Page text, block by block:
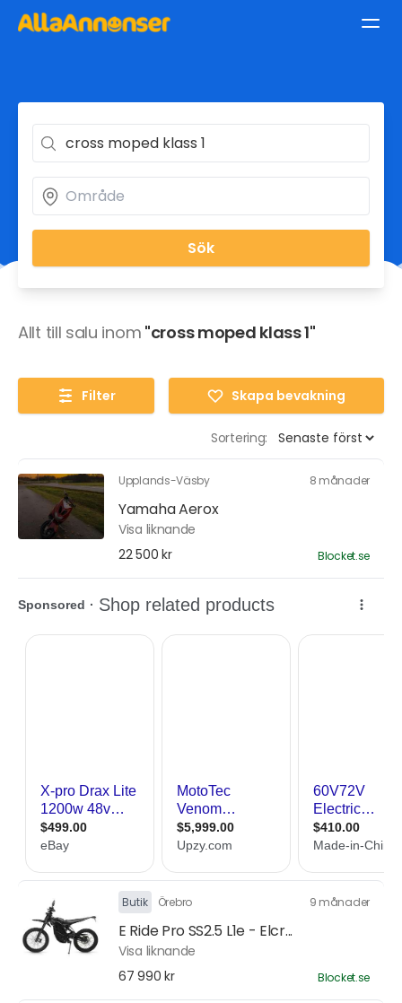
Sök
Allt till salu inom "cross moped klass 1"
Filter Skapa bevakning
Sortering:
Upplands-Väsby 8 månader
Yamaha Aerox
Visa liknande
22 500 kr
Blocket.se
Butik Örebro 9 månader
E Ride Pro SS2.5 L1e - Elcr...
Visa liknande
67 990 kr
Blocket.se